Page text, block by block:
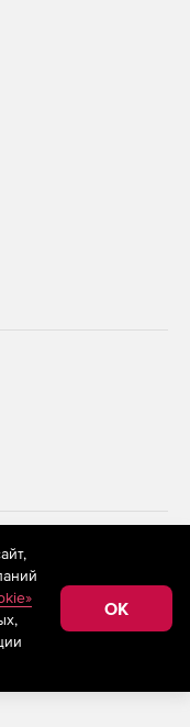
применяются
технологии
сбора,
к
Федерации)
OK